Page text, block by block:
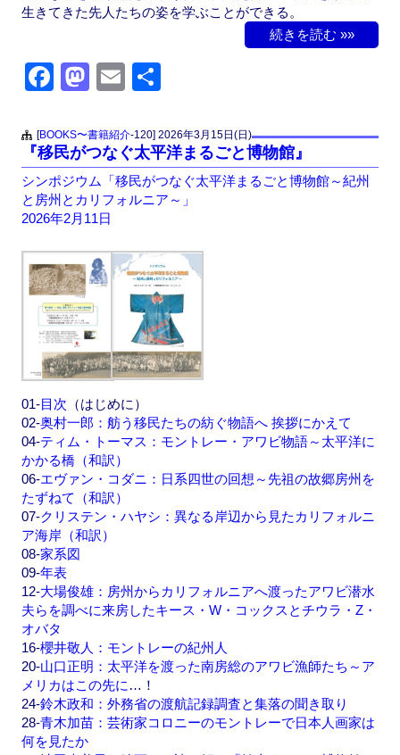
生きてきた先人たちの姿を学ぶことができる。
続きを読む »»
F
c
e
b
o
o
k
M
st
o
d
o
n
E
ail
[BOOKS〜書籍紹介-120] 2026年3月15日(日)
『移民がつなぐ太平洋まるごと博物館』
シンポジウム「移民がつなぐ太平洋まるごと博物館～紀州
と房州とカリフォルニア～」
2026年2月11日
01-目次 （はじめに）
02-奥村一郎：舫う移民たちの紡ぐ物語へ 挨拶にかえて
04-ティム・トーマス：モントレー・アワビ物語～太平洋に
かかる橋（和訳）
06-エヴァン・コダニ：日系四世の回想～先祖の故郷房州を
たずねて（和訳）
07-クリステン・ハヤシ：異なる岸辺から見たカリフォルニ
ア海岸（和訳）
08-家系図
09-年表
12-大場俊雄：房州からカリフォルニアへ渡ったアワビ潜水
夫らを調べに来房したキース・W・コックスとチウラ・Z・
オバタ
16-櫻井敬人：モントレーの紀州人
20-山口正明：太平洋を渡った南房総のアワビ漁師たち～ア
メリカはこの先に …！
24-鈴木政和：外務省の渡航記録調査と集落の聞き取り
28-青木加苗：芸術家コロニーのモントレーで日本人画家は
何を見たか